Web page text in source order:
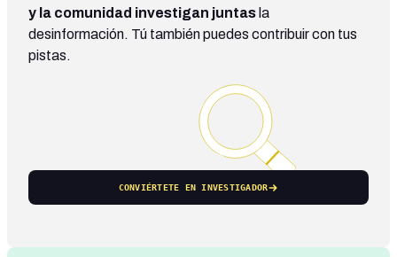
y la comunidad investigan juntas la
desinformación. Tú también puedes contribuir con tus
pistas.
CONVIÉRTETE EN INVESTIGADOR